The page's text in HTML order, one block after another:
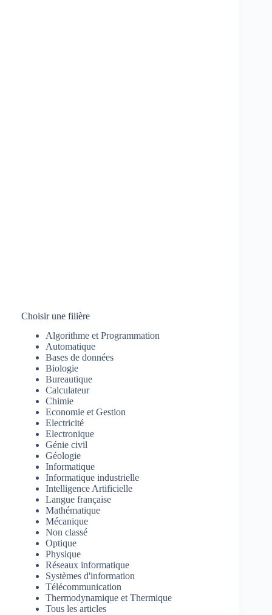
Choisir une filière
Algorithme et Programmation
Automatique
Bases de données
Biologie
Bureautique
Calculateur
Chimie
Economie et Gestion
Electricité
Electronique
Génie civil
Géologie
Informatique
Informatique industrielle
Intelligence Artificielle
Langue française
Mathématique
Mécanique
Non classé
Optique
Physique
Réseaux informatique
Systèmes d'information
Télécommunication
Thermodynamique et Thermique
Tous les articles